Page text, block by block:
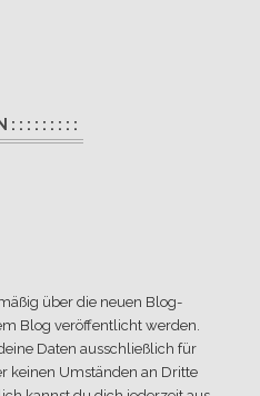
: : : : : : : :
über die neuen Blog-
Blog veröffentlicht werden.
Daten ausschließlich für
keinen Umständen an Dritte